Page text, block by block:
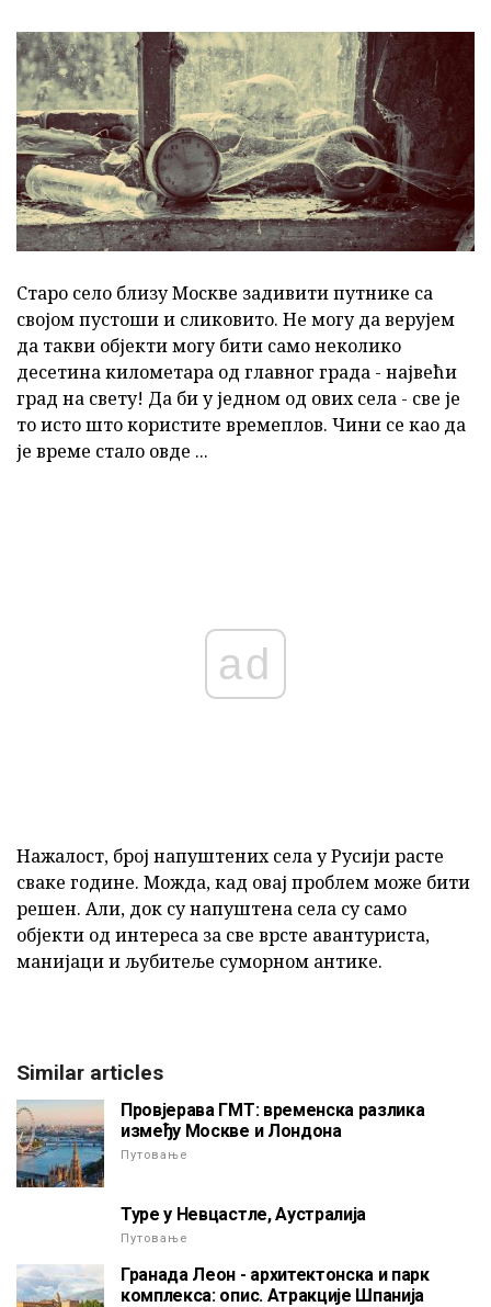
Старо село близу Москве задивити путнике са
својом пустоши и сликовито. Не могу да верујем
да такви објекти могу бити само неколико
десетина километара од главног града - највећи
град на свету! Да би у једном од ових села - све је
то исто што користите времеплов. Чини се као да
је време стало овде ...
ad
Нажалост, број напуштених села у Русији расте
сваке године. Можда, кад овај проблем може бити
решен. Али, док су напуштена села су само
објекти од интереса за све врсте авантуриста,
манијаци и љубитеље суморном антике.
Similar articles
Провјерава ГМТ: временска разлика
између Москве и Лондона
Путовање
Туре у Невцастле, Аустралија
Путовање
Гранада Леон - архитектонска и парк
комплекса: опис. Атракције Шпанија